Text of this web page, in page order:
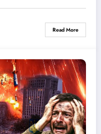
Read More